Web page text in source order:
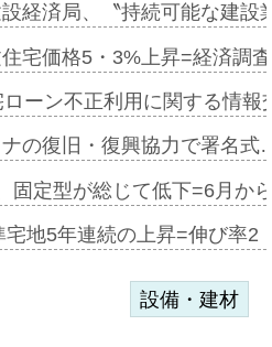
経済局、〝持続可能な建
宅価格5・3%上昇=経済調
ーン不正利用に関する情
の復旧・復興協力で署名
固定型が総じて低下=6月か
宅地5年連続の上昇=伸び率
設備・建材